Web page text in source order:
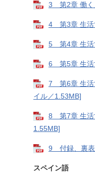
3 第2章 働く
4 第3章 生活
5 第4章 生活
6 第5章 生活
7 第6章 生活
イル／1.53MB]
8 第7章 生活
1.55MB]
9 付録、裏表
スペイン語